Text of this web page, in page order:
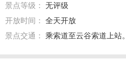
景点等级： 无评级
开放时间： 全天开放
景点交通： 乘索道至云谷索道上站。